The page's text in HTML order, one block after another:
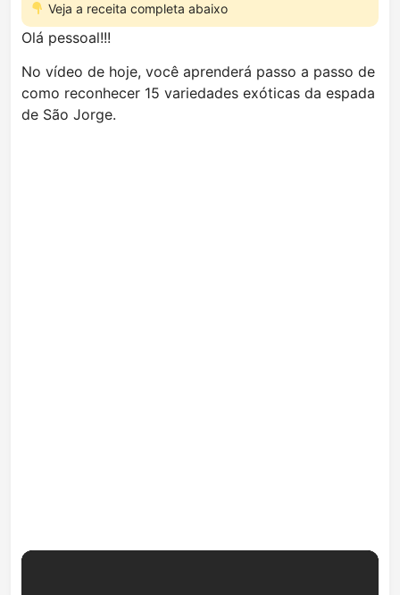
Veja a receita completa abaixo
Olá pessoal!!!
No vídeo de hoje, você aprenderá passo a passo de
como reconhecer 15 variedades exóticas da espada
de São Jorge.